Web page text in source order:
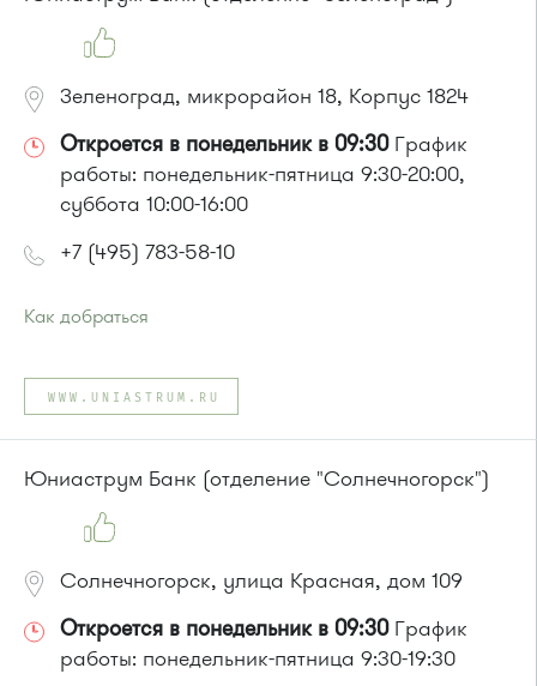
Зеленоград, микрорайон 18, Корпус 1824
Откроется в понедельник в 09:30График
работы: понедельник-пятница 9:30-20:00,
суббота 10:00-16:00
+7 (495) 783-58-10
Как добраться
Автобус № 5, 16, 17, 18, 20, 22.
Маршрутка № 164, 416м, 417м, 460м, 479м, 707м
или до остановки"Дежурная аптека":
Маршрутка № 164, 417м, 460м, 479м, 707м
WWW.UNIASTRUM.RU
Юниаструм Банк (отделение "Солнечногорск")
Солнечногорск, улица Красная, дом 109
Откроется в понедельник в 09:30График
работы: понедельник-пятница 9:30-19:30